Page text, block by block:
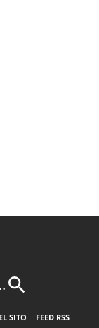
SITO
FEED RSS